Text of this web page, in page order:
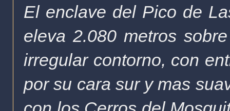
El enclave del Pico de
eleva 2.080 metros
irregular contorno, con
por su cara sur y mas